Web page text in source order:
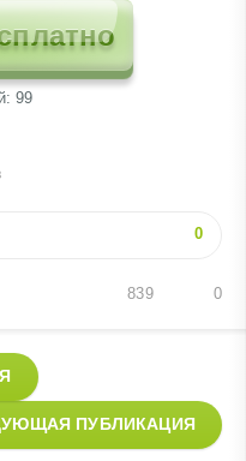
99
0
0
839
ПУБЛИКАЦИЯ